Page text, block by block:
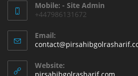
Mobile: - Site Admin
+447986131672
Email:
Website: